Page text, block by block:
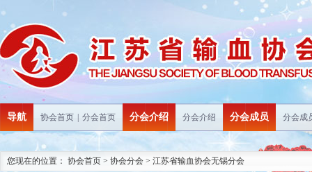
导航 协会首页 分会首页 分会介绍 分会介绍 分会成员 分会成
您现在的位置： 协会首页 > 协会分会 > 江苏省输血协会无锡分会